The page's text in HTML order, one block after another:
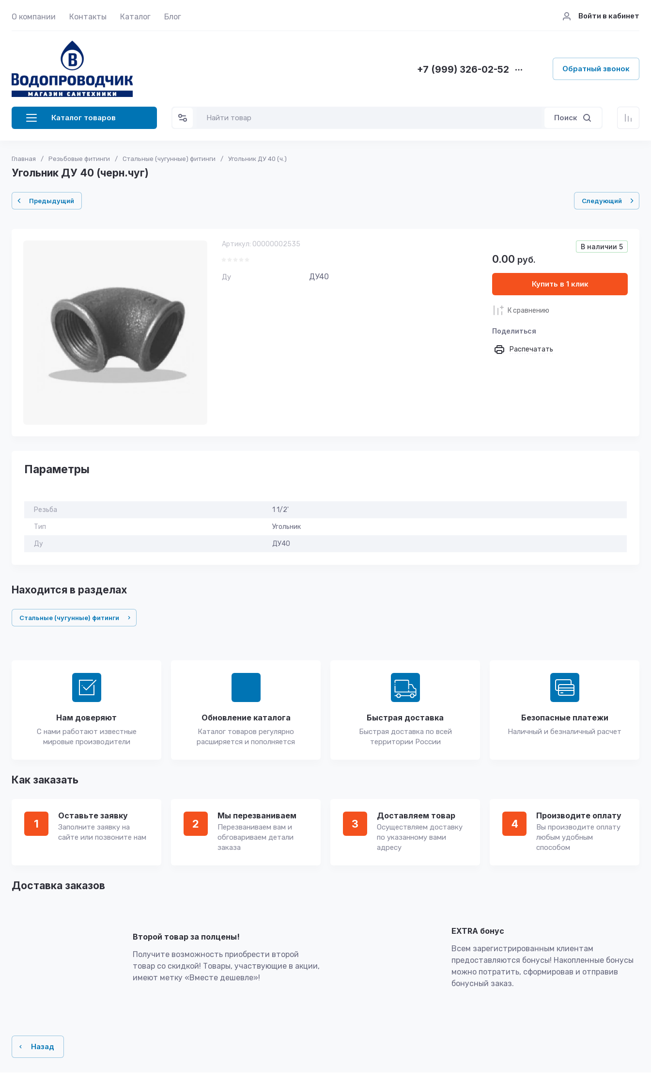
О компании Контакты Каталог Блог Войти в кабинет
+7 (999) 326-02-52 Обратный звонок
Каталог товаров Поиск
Главная / Резьбовые фитинги / Стальные (чугунные) фитинги / Угольник ДУ 40 (ч.)
Угольник ДУ 40 (черн.чуг)
Предыдущий Следующий
Артикул: 00000002535
Ду ДУ40
В наличии 5
0.00 руб.
Купить в 1 клик
К сравнению
Поделиться
Распечатать
Параметры
Резьба 1 1/2'
Тип Угольник
Ду ДУ40
Находится в разделах
Стальные (чугунные) фитинги
Нам доверяют
С нами работают известные
мировые производители
Обновление каталога
Каталог товаров регулярно
расширяется и пополняется
Быстрая доставка
Быстрая доставка по всей
территории России
Безопасные платежи
Наличный и безналичный расчет
Как заказать
1
Оставьте заявку
Заполните заявку на
сайте или позвоните нам
2
Мы перезваниваем
Перезваниваем вам и
обговариваем детали
заказа
3
Доставляем товар
Осуществляем доставку
по указанному вами
адресу
4
Производите оплату
Вы производите оплату
любым удобным
способом
Доставка заказов
Второй товар за полцены!
Получите возможность приобрести второй
товар со скидкой! Товары, участвующие в акции,
имеют метку «Вместе дешевле»!
EXTRA бонус
Всем зарегистрированным клиентам
предоставляются бонусы! Накопленные бонусы
можно потратить, сформировав и отправив
бонусный заказ.
Назад